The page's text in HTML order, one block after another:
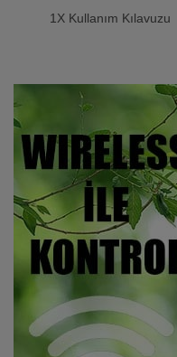
1X Kullanım Kılavuzu